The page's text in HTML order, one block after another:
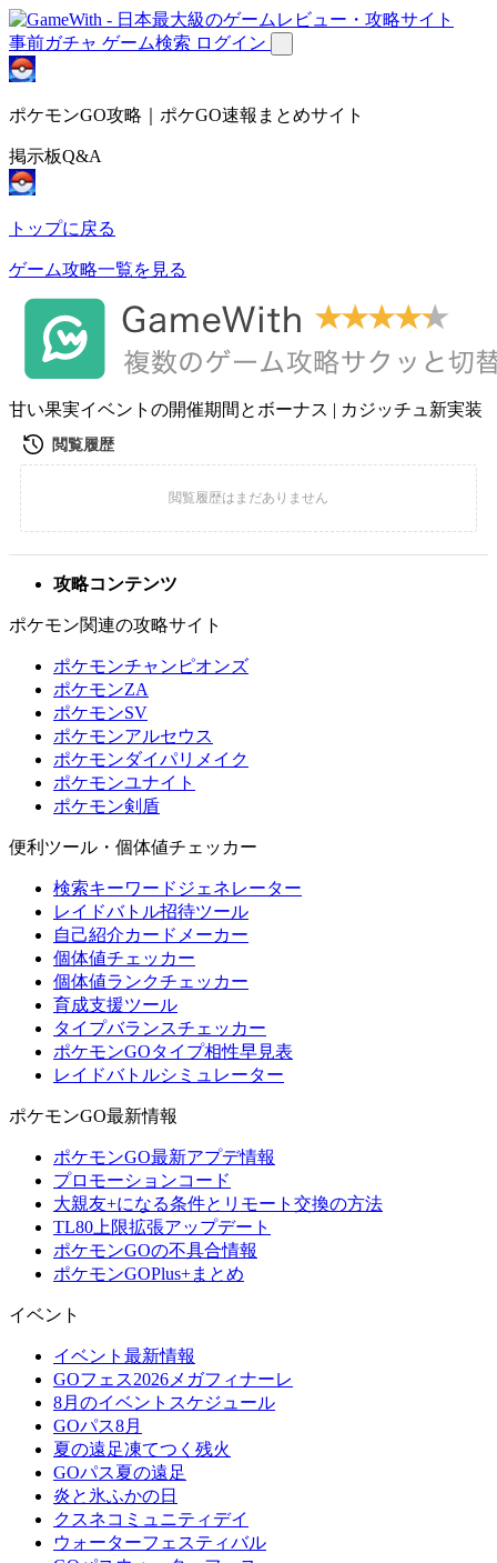
事前ガチャ ゲーム検索 ログイン
ポケモンGO攻略｜ポケGO速報まとめサイト
掲示板Q&A
トップに戻る
ゲーム攻略一覧を見る
甘い果実イベントの開催期間とボーナス | カジッチュ新実装
攻略コンテンツ
ポケモン関連の攻略サイト
ポケモンチャンピオンズ
ポケモンZA
ポケモンSV
ポケモンアルセウス
ポケモンダイパリメイク
ポケモンユナイト
ポケモン剣盾
便利ツール・個体値チェッカー
検索キーワードジェネレーター
レイドバトル招待ツール
自己紹介カードメーカー
個体値チェッカー
個体値ランクチェッカー
育成支援ツール
タイプバランスチェッカー
ポケモンGOタイプ相性早見表
レイドバトルシミュレーター
ポケモンGO最新情報
ポケモンGO最新アプデ情報
プロモーションコード
大親友+になる条件とリモート交換の方法
TL80上限拡張アップデート
ポケモンGOの不具合情報
ポケモンGOPlus+まとめ
イベント
イベント最新情報
GOフェス2026メガフィナーレ
8月のイベントスケジュール
GOパス8月
夏の遠足凍てつく残火
GOパス夏の遠足
炎と氷ふかの日
クスネコミュニティデイ
ウォーターフェスティバル